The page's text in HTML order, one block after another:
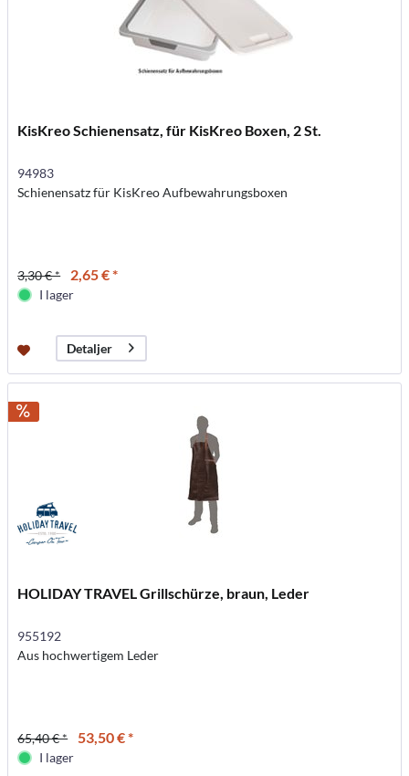
KisKreo Schienensatz, für KisKreo Boxen, 2 St.
94983
Schienensatz für KisKreo Aufbewahrungsboxen
3,30 € * 2,65 € *
I lager
Detaljer
HOLIDAY TRAVEL Grillschürze, braun, Leder
955192
Aus hochwertigem Leder
65,40 € * 53,50 € *
I lager